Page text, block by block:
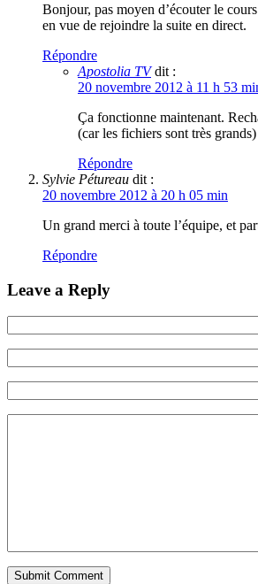
Bonjour, pas moyen d’écouter le
en vue de rejoindre la suite en direct.
Répondre
Apostolia TV dit :
20 novembre 2012 à 11 h 53
Ça fonctionne maintenant.
(car les fichiers sont très
Répondre
Sylvie Pétureau dit :
20 novembre 2012 à 20 h 05 min
Un grand merci à toute l’équipe, et
Répondre
Leave a Reply